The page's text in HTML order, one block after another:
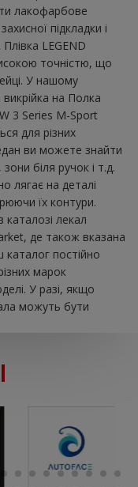
лакофарбове
підкладки і
LEGEND
точністю, що
У нашому
на Полка
3 Series M-Sport
для різних
ви можете знайти
біля ручок і т.д.
лягає на деталі
їх контури.
лекал
де також вказана
каталог постійно
марок
У разі, якщо
можуть бути